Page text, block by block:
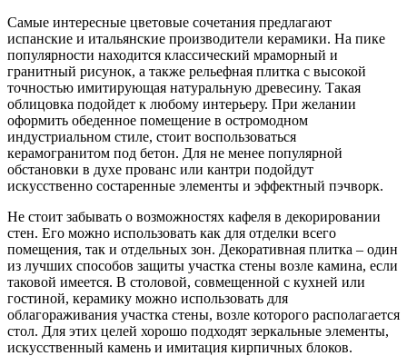
Самые интересные цветовые сочетания предлагают
испанские и итальянские производители керамики. На пике
популярности находится классический мраморный и
гранитный рисунок, а также рельефная плитка с высокой
точностью имитирующая натуральную древесину. Такая
облицовка подойдет к любому интерьеру. При желании
оформить обеденное помещение в остромодном
индустриальном стиле, стоит воспользоваться
керамогранитом под бетон. Для не менее популярной
обстановки в духе прованс или кантри подойдут
искусственно состаренные элементы и эффектный пэчворк.
Не стоит забывать о возможностях кафеля в декорировании
стен. Его можно использовать как для отделки всего
помещения, так и отдельных зон. Декоративная плитка – один
из лучших способов защиты участка стены возле камина, если
таковой имеется. В столовой, совмещенной с кухней или
гостиной, керамику можно использовать для
облагораживания участка стены, возле которого располагается
стол. Для этих целей хорошо подходят зеркальные элементы,
искусственный камень и имитация кирпичных блоков.